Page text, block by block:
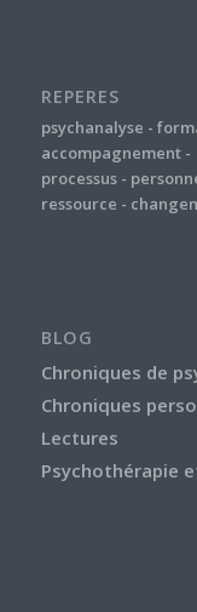
REPERES
psychanalyse -
accompagnement-
processus-
ressource -
BLOG
Chroniques de
Chroniques
Lectures
Psychothérapie